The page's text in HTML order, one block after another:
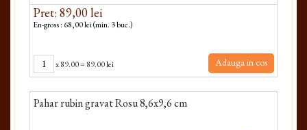
Pret: 89,00 lei
En-gross : 68,00 lei (min. 3 buc.)
x89.00= 89.00 lei Adauga in cos
Pahar rubin gravat Rosu 8,6x9,6 cm